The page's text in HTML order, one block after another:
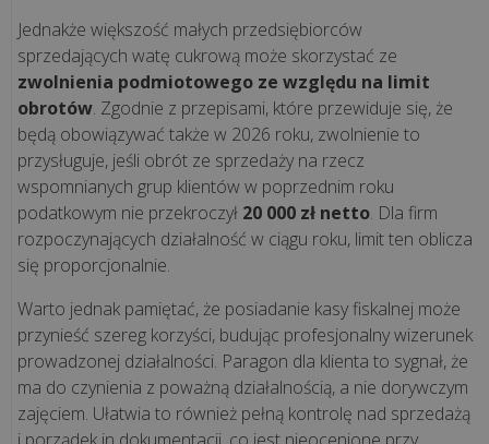
które
oszczędza
czas.
Zobacz,
...
Skalowanie
biznesu
bez
Jak
„Sztuka
Mięsa”
zyskała
pe...
Jednakże większość małych przedsiębiorców
sprzedających watę cukrową może skorzystać ze
zwolnienia podmiotowego ze względu na limit
obrotów. Zgodnie z przepisami, które przewiduje się, że
będą obowiązywać także w 2026 roku, zwolnienie to
przysługuje, jeśli obrót ze sprzedaży na rzecz
wspomnianych grup klientów w poprzednim roku
podatkowym nie przekroczył 20 000 zł netto. Dla firm
rozpoczynających działalność w ciągu roku, limit ten oblicza
się proporcjonalnie.
Warto jednak pamiętać, że posiadanie kasy fiskalnej może
przynieść szereg korzyści, budując profesjonalny wizerunek
prowadzonej działalności. Paragon dla klienta to sygnał, że
ma do czynienia z poważną działalnością, a nie dorywczym
zajęciem. Ułatwia to również pełną kontrolę nad sprzedażą